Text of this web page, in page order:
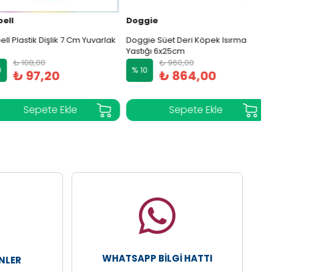
Plastik Dişlik 7 Cm Yuvarlak
₺ 108,00
₺ 97,20
Doggie
Doggie Süet Deri Köpek Isırma
Yastığı 6x25cm
% 10
₺ 960,00
₺ 864,00
WHATSAPP BILGI HATTI